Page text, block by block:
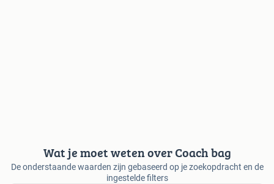
Wat je moet weten over Coach bag
De onderstaande waarden zijn gebaseerd op je zoekopdracht en de
ingestelde filters